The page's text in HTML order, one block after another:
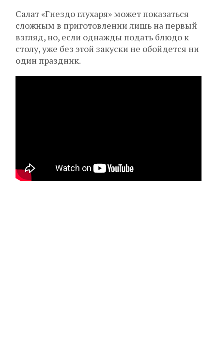
Салат «Гнездо глухаря» может показаться
сложным в приготовлении лишь на первый
взгляд, но, если однажды подать блюдо к
столу, уже без этой закуски не обойдется ни
один праздник.